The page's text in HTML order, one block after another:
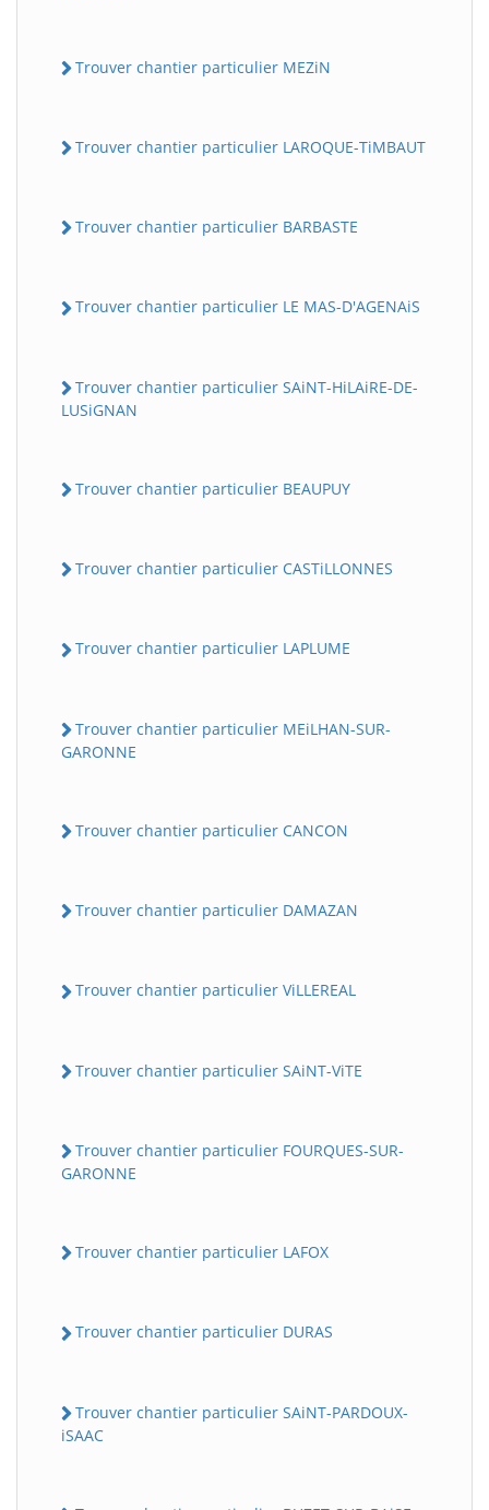
Trouver chantier particulier MEZiN
Trouver chantier particulier LAROQUE-TiMBAUT
Trouver chantier particulier BARBASTE
Trouver chantier particulier LE MAS-D'AGENAiS
Trouver chantier particulier SAiNT-HiLAiRE-DE-
LUSiGNAN
Trouver chantier particulier BEAUPUY
Trouver chantier particulier CASTiLLONNES
Trouver chantier particulier LAPLUME
Trouver chantier particulier MEiLHAN-SUR-
GARONNE
Trouver chantier particulier CANCON
Trouver chantier particulier DAMAZAN
Trouver chantier particulier ViLLEREAL
Trouver chantier particulier SAiNT-ViTE
Trouver chantier particulier FOURQUES-SUR-
GARONNE
Trouver chantier particulier LAFOX
Trouver chantier particulier DURAS
Trouver chantier particulier SAiNT-PARDOUX-
iSAAC